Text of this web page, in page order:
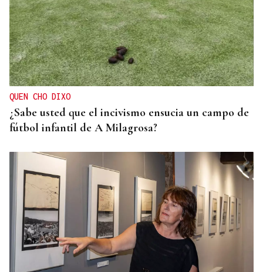
QUEN CHO DIXO
¿Sabe usted que el incivismo ensucia un campo de
fútbol infantil de A Milagrosa?